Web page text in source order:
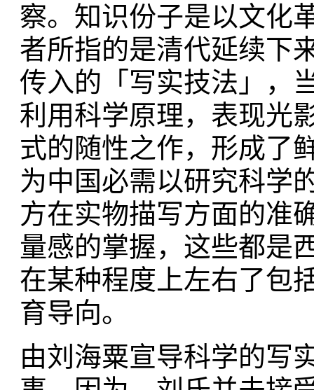
察。知识份子是以文化
者所指的是清代延续下
传入的「写实技法」，
利用科学原理，表现光
式的随性之作，形成了
为中国必需以研究科学
方在实物描写方面的准
量感的掌握，这些都是
在某种程度上左右了包
育导向。
由刘海粟宣导科学的写